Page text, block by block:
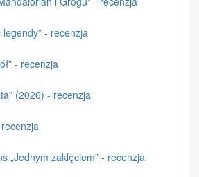
- recenzja
- recenzja
(2026) - recenzja
„Jednym zaklęciem” - recenzja